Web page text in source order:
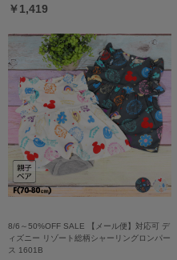
￥1,419
8/6～50%OFF SALE 【メール便】対応可 デ
ィズニー リゾート総柄シャーリングロンパー
ス 1601B